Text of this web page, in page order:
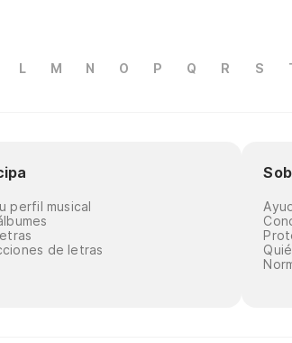
L M N O P Q R S
perfil musical
de letras